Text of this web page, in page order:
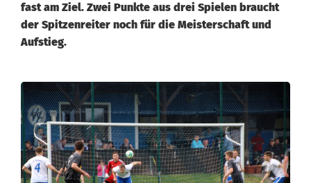
fast am Ziel. Zwei Punkte aus drei Spielen braucht
der Spitzenreiter noch für die Meisterschaft und
Aufstieg.
K
r
e
i